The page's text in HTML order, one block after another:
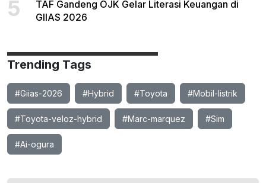
5
TAF Gandeng OJK Gelar Literasi Keuangan di
GIIAS 2026
Trending Tags
#Giias-2026 #Hybrid #Toyota #Mobil-listrik
#Toyota-veloz-hybrid #Marc-marquez #Sim
#Ai-ogura